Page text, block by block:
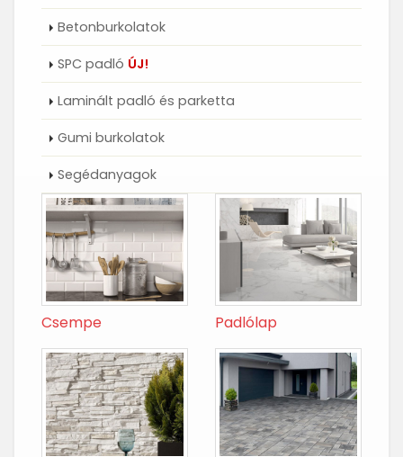
Betonburkolatok
SPC padló ÚJ!
Laminált padló és parketta
Gumi burkolatok
Segédanyagok
Csempe Padlólap